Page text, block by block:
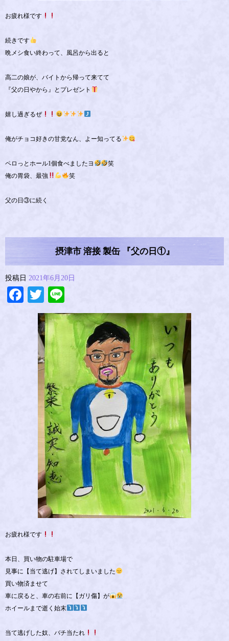
お疲れ様です
続きです
晩メシ食い終わって、風呂から出ると
高二の娘が、バイトから帰って来てて
『父の日やから』とプレゼント
嬉し過ぎるぜ
俺がチョコ好きの甘党なん、よー知ってる
ペロっとホール1個食べましたヨ
笑
俺の胃袋、最強
笑
父の日③に続く
摂津市 溶接 製缶 『父の日①』
投稿日 2021年6月20日
Facebook
Twitter
お疲れ様です
本日、買い物の駐車場で
見事に【当て逃げ】されてしまいました
買い物済ませて
車に戻ると、車の右前に【ガリ傷】が
ホイールまで逝く始末
当て逃げした奴、バチ当たれ